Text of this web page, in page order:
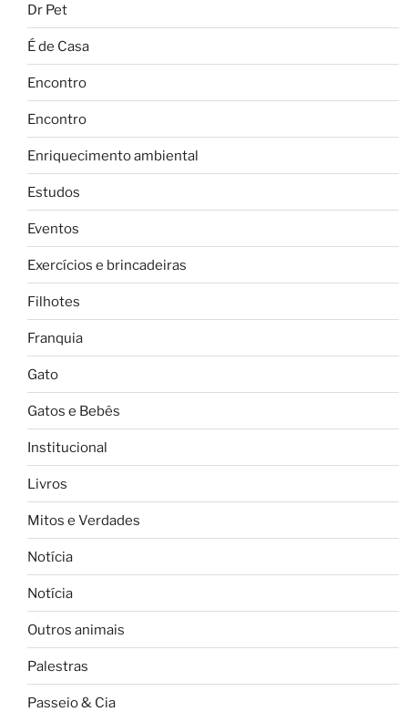
Dr Pet
É de Casa
Encontro
Encontro
Enriquecimento ambiental
Estudos
Eventos
Exercícios e brincadeiras
Filhotes
Franquia
Gato
Gatos e Bebês
Institucional
Livros
Mitos e Verdades
Notícia
Notícia
Outros animais
Palestras
Passeio & Cia